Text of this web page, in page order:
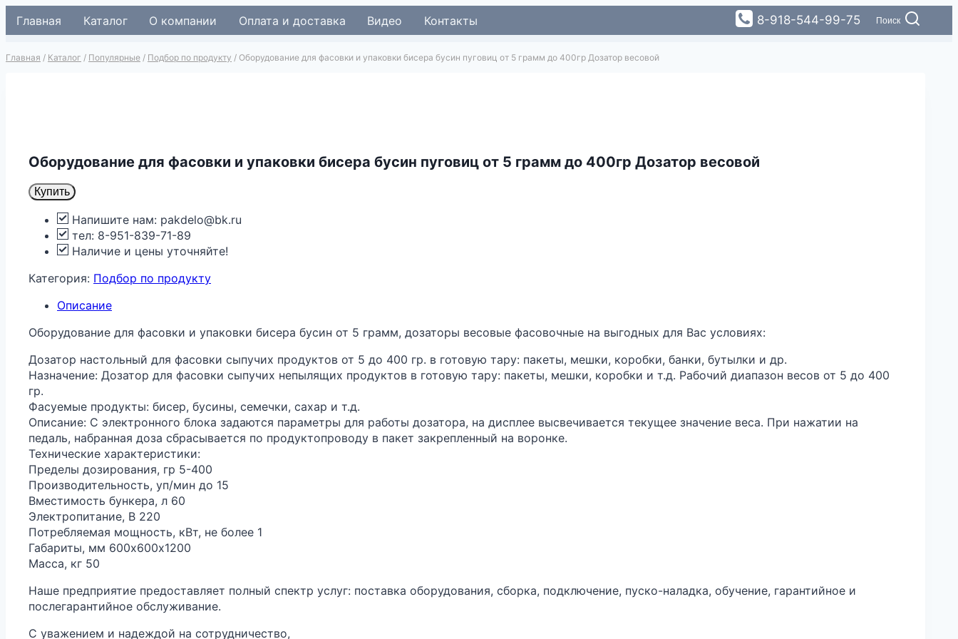
Перейти
Главная Каталог О компании Оплата и доставка Видео Контакты 8-918-544-99-75 Поиск
Главная / Каталог / Популярные / Подбор по продукту / Оборудование для фасовки и упаковки бисера бусин пуговиц от 5 грамм до 400гр Дозатор весовой
Оборудование для фасовки и упаковки бисера бусин пуговиц от 5 грамм до 400гр Дозатор весовой
Купить
Напишите нам: pakdelo@bk.ru
тел: 8-951-839-71-89
Наличие и цены уточняйте!
Категория: Подбор по продукту
Описание
Оборудование для фасовки и упаковки бисера бусин от 5 грамм, дозаторы весовые фасовочные на выгодных для Вас условиях:
Дозатор настольный для фасовки сыпучих продуктов от 5 до 400 гр. в готовую тару: пакеты, мешки, коробки, банки, бутылки и др.
Назначение: Дозатор для фасовки сыпучих непылящих продуктов в готовую тару: пакеты, мешки, коробки и т.д. Рабочий диапазон весов от 5 до 400
гр.
Фасуемые продукты: бисер, бусины, семечки, сахар и т.д.
Описание: С электронного блока задаются параметры для работы дозатора, на дисплее высвечивается текущее значение веса. При нажатии на
педаль, набранная доза сбрасывается по продуктопроводу в пакет закрепленный на воронке.
Технические характеристики:
Пределы дозирования, гр 5-400
Производительность, уп/мин до 15
Вместимость бункера, л 60
Электропитание, В 220
Потребляемая мощность, кВт, не более 1
Габариты, мм 600х600х1200
Масса, кг 50
Наше предприятие предоставляет полный спектр услуг: поставка оборудования, сборка, подключение, пуско-наладка, обучение, гарантийное и
послегарантийное обслуживание.
С уважением и надеждой на сотрудничество,